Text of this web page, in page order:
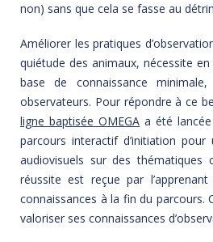
non) sans que cela se fasse au
Améliorer les pratiques
quiétude des animaux, nécessite
base de connaissance
observateurs. Pour répondre à ce
ligne baptisée OMEGA a été
parcours interactif d’initiation
audiovisuels sur des thématiques
réussite est reçue par
connaissances à la fin du parcours.
valoriser ses connaissances